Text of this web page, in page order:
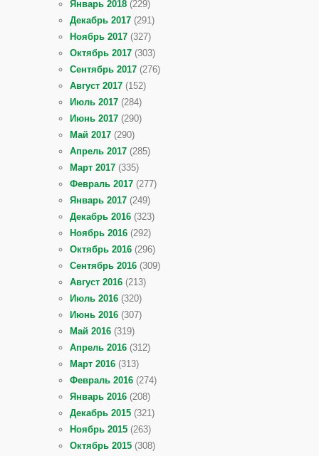
Январь 2018 (229)
Декабрь 2017 (291)
Ноябрь 2017 (327)
Октябрь 2017 (303)
Сентябрь 2017 (276)
Август 2017 (152)
Июль 2017 (284)
Июнь 2017 (290)
Май 2017 (290)
Апрель 2017 (285)
Март 2017 (335)
Февраль 2017 (277)
Январь 2017 (249)
Декабрь 2016 (323)
Ноябрь 2016 (292)
Октябрь 2016 (296)
Сентябрь 2016 (309)
Август 2016 (213)
Июль 2016 (320)
Июнь 2016 (307)
Май 2016 (319)
Апрель 2016 (312)
Март 2016 (313)
Февраль 2016 (274)
Январь 2016 (208)
Декабрь 2015 (321)
Ноябрь 2015 (263)
Октябрь 2015 (308)